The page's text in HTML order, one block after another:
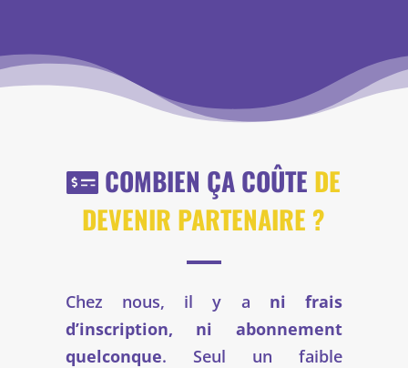
COMBIEN ÇA COÛTE DE
DEVENIR PARTENAIRE ?
Chez nous, il y a ni frais
d’inscription, ni abonnement
quelconque. Seul un faible